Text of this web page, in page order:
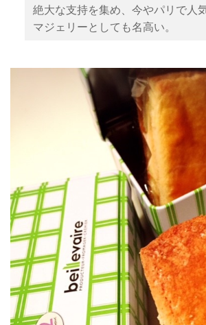
絶大な支持を集め、今やパリで人
マジェリーとしても名高い。